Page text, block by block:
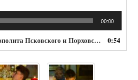
00:00
1. Проповедь митрополита Псковского и Порховского Тихона в день памяти святых князей Бориса и Глеба 0:54